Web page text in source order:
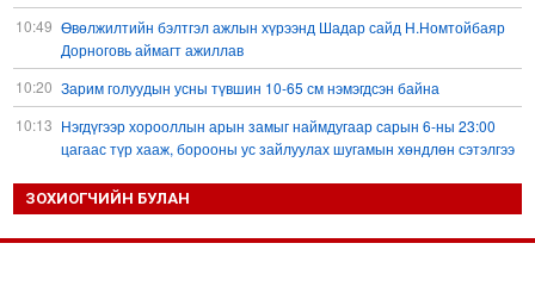
10:49 Өвөлжилтийн бэлтгэл ажлын хүрээнд Шадар сайд Н.Номтойбаяр
Дорноговь аймагт ажиллав
10:20 Зарим голуудын усны түвшин 10-65 см нэмэгдсэн байна
10:13 Нэгдүгээр хорооллын арын замыг наймдугаар сарын 6-ны 23:00
цагаас түр хааж, борооны ус зайлуулах шугамын хөндлөн сэтэлгээ
09:59 Дронтой холбоотой дагалдах хэрэгслийн экспортын хяналтыг
ЗОХИОГЧИЙН БУЛАН